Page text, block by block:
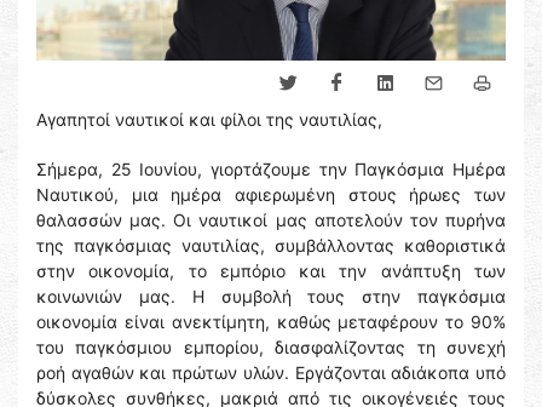
Αγαπητοί ναυτικοί και φίλοι της ναυτιλίας,
Σήμερα, 25 Ιουνίου, γιορτάζουμε την Παγκόσμια Ημέρα
Ναυτικού, μια ημέρα αφιερωμένη στους ήρωες των
θαλασσών μας. Οι ναυτικοί μας αποτελούν τον πυρήνα
της παγκόσμιας ναυτιλίας, συμβάλλοντας καθοριστικά
στην οικονομία, το εμπόριο και την ανάπτυξη των
κοινωνιών μας. Η συμβολή τους στην παγκόσμια
οικονομία είναι ανεκτίμητη, καθώς μεταφέρουν το 90%
του παγκόσμιου εμπορίου, διασφαλίζοντας τη συνεχή
ροή αγαθών και πρώτων υλών. Εργάζονται αδιάκοπα υπό
δύσκολες συνθήκες, μακριά από τις οικογένειές τους